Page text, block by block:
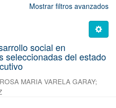
Mostrar filtros avanzados
social en
seleccionadas del estado
ROSA MARIA VARELA GARAY;